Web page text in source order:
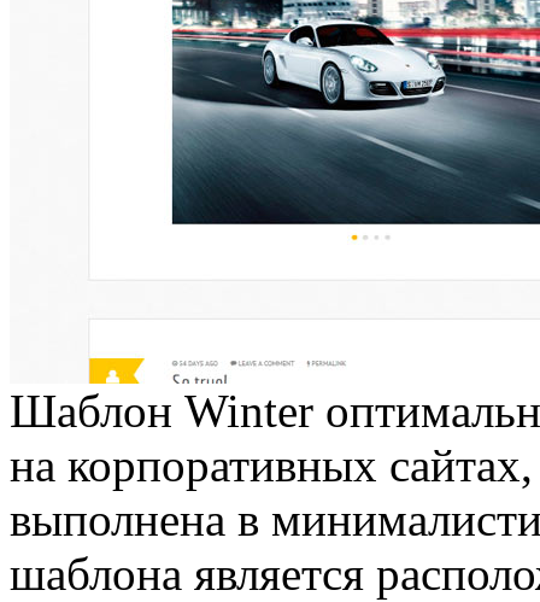
Шаблон Winter
на корпоративных
выполнена в
шаблона является